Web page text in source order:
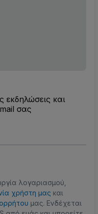
εκδηλώσεις και
σας
λογαριασμού,
χρήστη μας και
μας. Ενδέχεται